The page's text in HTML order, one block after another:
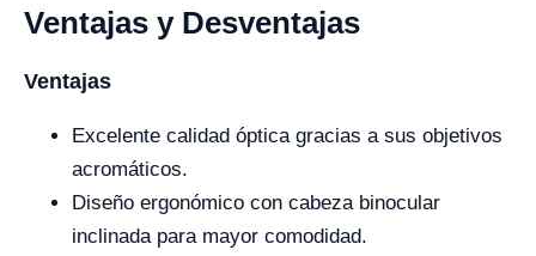
Ventajas y Desventajas
Ventajas
Excelente calidad óptica gracias a sus objetivos
acromáticos.
Diseño ergonómico con cabeza binocular
inclinada para mayor comodidad.